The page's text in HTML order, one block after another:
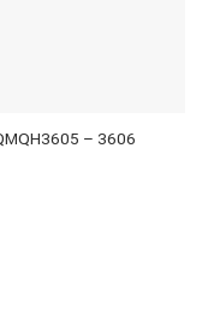
– 3606